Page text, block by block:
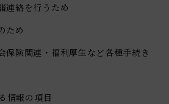
連絡を行うため
ため
保険関連・福利厚生など各種手続き
情報の項目